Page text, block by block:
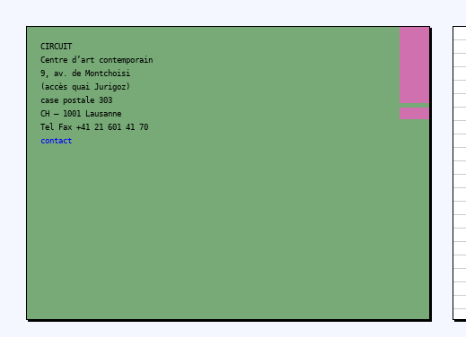
CIRCUIT
Centre d’art contemporain
9, av. de Montchoisi
(accès quai Jurigoz)
case postale 303
CH – 1001 Lausanne
Tel Fax +41 21 601 41 70
contact